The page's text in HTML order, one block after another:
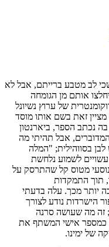
לב מטבע ברייתם, אבל לא
אותם מן הגומחה
של ערוץ נשיונל
זאת בשם אותו מוסד
נכתב הספר, ביארנטון
אבל תהיתי מה
בסווהילית; "המלה
עשויים לשמוע נלחשת
מטוס קל שהתרסק על
תוך התמקדות
יותר מכך. עלה בדעתי
הישרדות נודע לצורך
זה מה שעושה סרנה
כמספר אישי המשתף את
של ימינו.